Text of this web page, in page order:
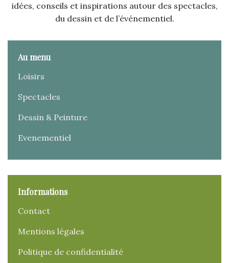
idées, conseils et inspirations autour des spectacles,
du dessin et de l’événementiel.
Au menu
Loisirs
Spectacles
Dessin & Peinture
Evenementiel
Informations
Contact
Mentions légales
Politique de confidentialité